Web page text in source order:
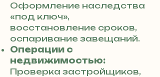
Оформление наследства
«под ключ»,
восстановление сроков,
оспаривание завещаний.
Операции с
недвижимостью:
Проверка застройщиков,